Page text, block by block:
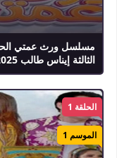
الثالثة إيناس طالب 2025
الحلقة 1
الموسم 1